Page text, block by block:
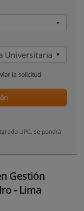
la solicitud
UPC, se pondrá
Gestión
- Lima